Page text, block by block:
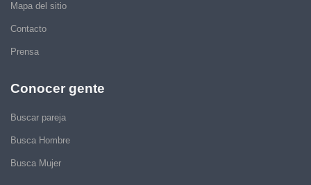
Mapa del sitio
Contacto
Prensa
Conocer gente
Buscar pareja
Busca Hombre
Busca Mujer